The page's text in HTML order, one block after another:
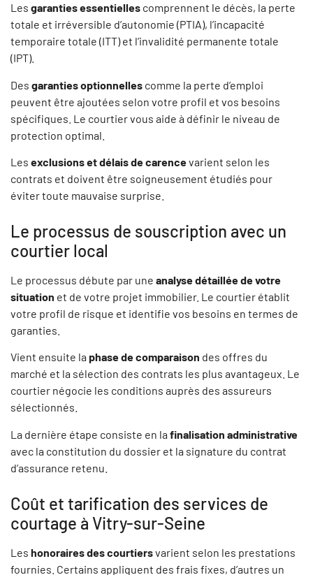
Les garanties essentielles comprennent le décès, la perte
totale et irréversible d’autonomie (PTIA), l’incapacité
temporaire totale (ITT) et l’invalidité permanente totale
(IPT).
Des garanties optionnelles comme la perte d’emploi
peuvent être ajoutées selon votre profil et vos besoins
spécifiques. Le courtier vous aide à définir le niveau de
protection optimal.
Les exclusions et délais de carencevarient selon les
contrats et doivent être soigneusement étudiés pour
éviter toute mauvaise surprise.
Le processus de souscription avec un
courtier local
Le processus débute par une analyse détaillée de votre
situation et de votre projet immobilier. Le courtier établit
votre profil de risque et identifie vos besoins en termes de
garanties.
Vient ensuite la phase de comparaison des offres du
marché et la sélection des contrats les plus avantageux. Le
courtier négocie les conditions auprès des assureurs
sélectionnés.
La dernière étape consiste en la finalisation administrative
avec la constitution du dossier et la signature du contrat
d’assurance retenu.
Coût et tarification des services de
courtage à Vitry-sur-Seine
Les honoraires des courtiersvarient selon les prestations
fournies. Certains appliquent des frais fixes, d’autres un